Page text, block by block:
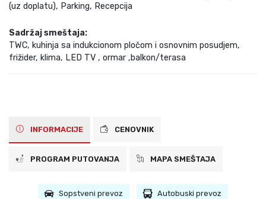
(uz doplatu), Parking, Recepcija
Sadržaj smeštaja:
TWC, kuhinja sa indukcionom pločom i osnovnim posudjem,
frižider, klima, LED TV , ormar ,balkon/terasa
INFORMACIJE CENOVNIK
PROGRAM PUTOVANJA MAPA SMEŠTAJA
Sopstveni prevoz Autobuski prevoz